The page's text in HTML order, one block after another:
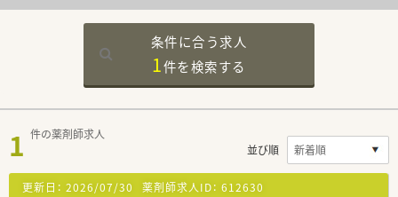
条件に合う求人
1件を検索する
1 件の薬剤師求人
並び順
更新日： 2026/07/30 薬剤師求人ID： 612630